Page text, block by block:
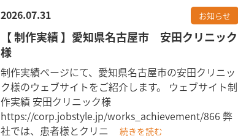
2026.07.31 お知らせ
【 制作実績 】愛知県名古屋市 安田クリニック
様
制作実績ページにて、愛知県名古屋市の安田クリニッ
ク様のウェブサイトをご紹介します。 ウェブサイト制
作実績 安田クリニック様
https://corp.jobstyle.jp/works_achievement/866 弊
社では、患者様とクリニ
続きを読む